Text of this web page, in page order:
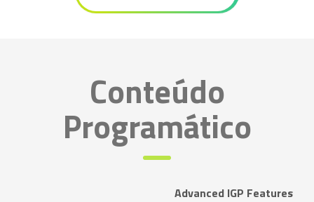
Conteúdo
Programático
Advanced IGP Features